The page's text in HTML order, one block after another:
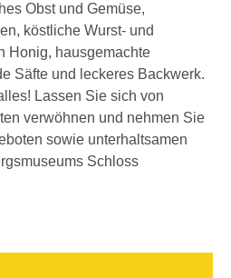
Obst und Gemüse,
köstliche Wurst- und
Honig, hausgemachte
Säfte und leckeres Backwerk.
Lassen Sie sich von
verwöhnen und nehmen Sie
sowie unterhaltsamen
Schloss